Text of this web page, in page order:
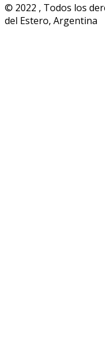
© 2022 , Todos los
del Estero, Argentina